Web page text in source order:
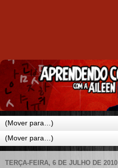
TERÇA-FEIRA, 6 DE JULHO DE 2010